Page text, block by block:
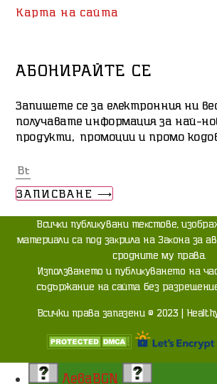
Карта на сайта
АБОНИРАЙТЕ СЕ
Запишете се за електронния ни
получавате информация за най-
продукти, промоции и промо
ЗАПИСВАНЕ ⟶
Bcичĸи пyблиĸyвaни тeĸcтoвe,
мaтepиaли ca пoд зaĸpилa нa Зaĸoнa зa
cpoднитe мy пpaвa.
Изпoлзвaнeтo и пyблиĸyвaнeтo нa
cъдъpжaниe нa caйтa бeз
Всички права запазени © 2023 |
ЛеваBGN